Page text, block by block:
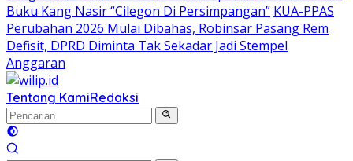
Buku Kang Nasir “Cilegon Di Persimpangan” KUA-PPAS
Perubahan 2026 Mulai Dibahas, Robinsar Pasang Rem
Defisit, DPRD Diminta Tak Sekadar Jadi Stempel
Anggaran
Tentang KamiRedaksi